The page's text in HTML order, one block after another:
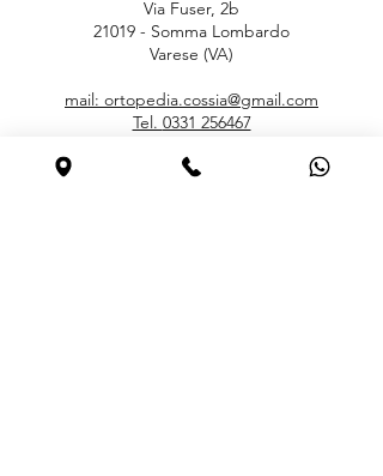
Via Fuser, 2b
21019 - Somma Lombardo
Varese (VA)
mail: ortopedia.cossia@gmail.com
Tel. 0331 256467